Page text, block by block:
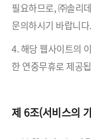
필요하므로, ㈜솔리
문의하시기 바랍니다.
4. 해당 웹사이트의
한 연중무휴로 제공
제 6조(서비스의